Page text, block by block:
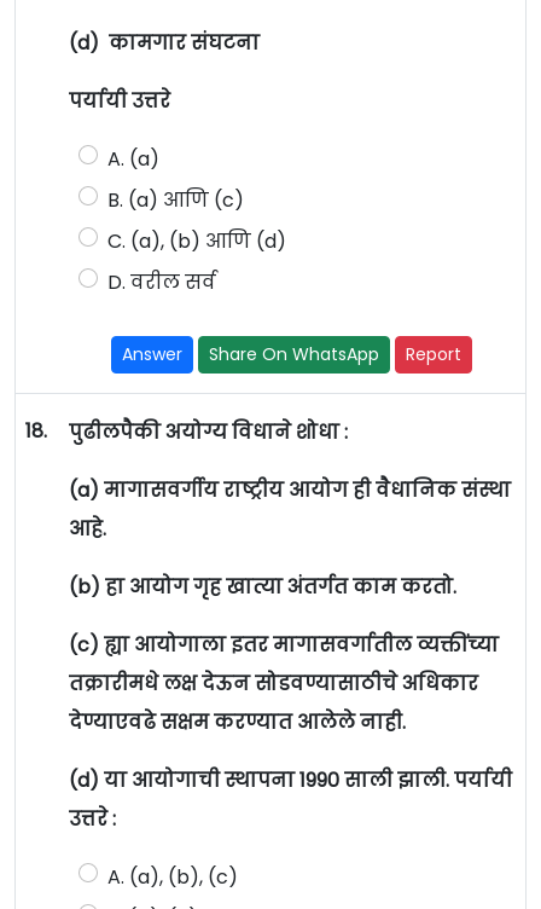
(d) कामगार संघटना
पर्यायी उत्तरे
A. (a)
B. (a) आणि (c)
C. (a), (b) आणि (d)
D. वरील सर्व
Answer Share On WhatsApp Report
18. पुढीलपैकी अयोग्य विधाने शोधा :
(a) मागासवर्गीय राष्ट्रीय आयोग ही वैधानिक संस्था
आहे.
(b) हा आयोग गृह खात्या अंतर्गत काम करतो.
(c) ह्या आयोगाला इतर मागासवर्गातील व्यक्तींच्या
तक्रारीमधे लक्ष देऊन सोडवण्यासाठीचे अधिकार
देण्याएवढे सक्षम करण्यात आलेले नाही.
(d) या आयोगाची स्थापना 1990 साली झाली. पर्यायी
उत्तरे :
A. (a), (b), (c)